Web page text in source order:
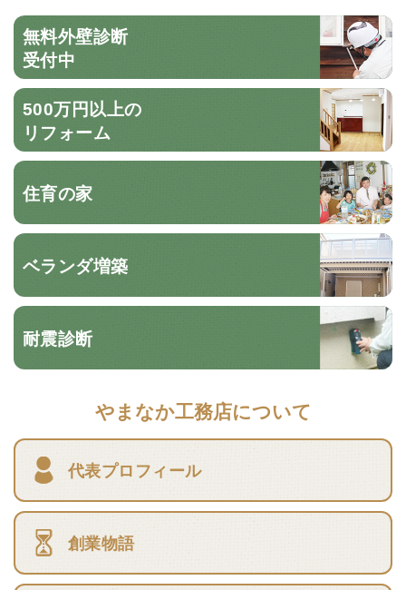
無料外壁診断
受付中
500万円以上の
リフォーム
住育の家
ベランダ増築
耐震診断
やまなか工務店について
代表プロフィール
創業物語